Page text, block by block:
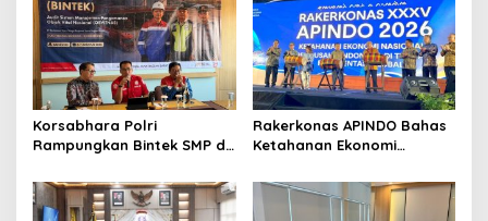
i
p
o
s
Korsabhara Polri
Rampungkan Bintek SMP di
Pengamanan Capai 88,44
Persen
Rakerkonas APINDO Bahas
Ketahanan Ekonomi
Soroti Pentingnya
Kolaborasi Lintas Sektor